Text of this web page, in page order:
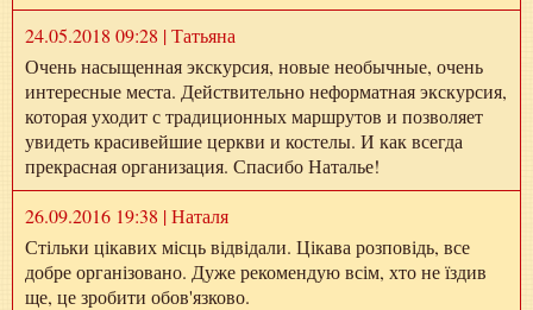
24.05.2018 09:28 | Татьяна
Очень насыщенная экскурсия, новые необычные, очень
интересные места. Действительно неформатная экскурсия,
которая уходит с традиционных маршрутов и позволяет
увидеть красивейшие церкви и костелы. И как всегда
прекрасная организация. Спасибо Наталье!
26.09.2016 19:38 | Наталя
Стільки цікавих місць відвідали. Цікава розповідь, все
добре організовано. Дуже рекомендую всім, хто не їздив
ще, це зробити обов'язково.